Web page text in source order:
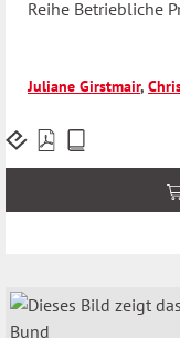
Reihe Betriebliche
Juliane Girstmair,
Preise